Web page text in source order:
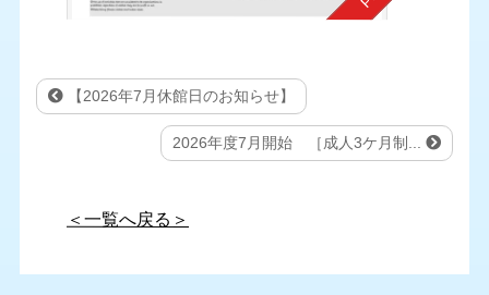
【2026年7月休館日のお知らせ】
2026年度7月開始 ［成人3ケ月制...
＜一覧へ戻る＞